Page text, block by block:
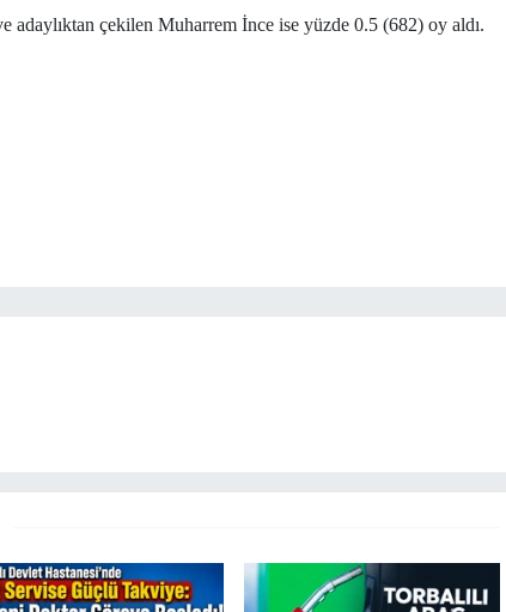
adaylıktan çekilen Muharrem İnce ise yüzde 0.5 (682) oy aldı.